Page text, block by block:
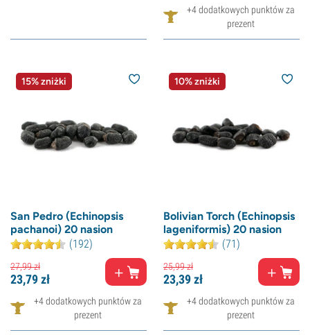
+4 dodatkowych punktów za
prezent
15% zniżki
San Pedro (Echinopsis
pachanoi) 20 nasion
(192)
27,99zł
23,79zł
+4 dodatkowych punktów za
prezent
10% zniżki
Bolivian Torch (Echinopsis
lageniformis) 20 nasion
(71)
25,99zł
23,39zł
+4 dodatkowych punktów za
prezent